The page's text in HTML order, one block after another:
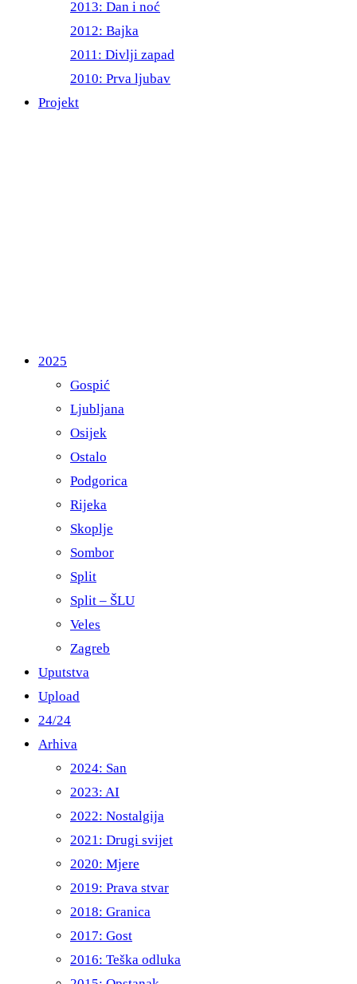
2013: Dan i noć
2012: Bajka
2011: Divlji zapad
2010: Prva ljubav
Projekt
2025
Gospić
Ljubljana
Osijek
Ostalo
Podgorica
Rijeka
Skoplje
Sombor
Split
Split – ŠLU
Veles
Zagreb
Uputstva
Upload
24/24
Arhiva
2024: San
2023: AI
2022: Nostalgija
2021: Drugi svijet
2020: Mjere
2019: Prava stvar
2018: Granica
2017: Gost
2016: Teška odluka